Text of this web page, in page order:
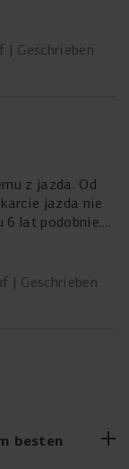
Geschrieben
z jazda. Od
jazda nie
6 lat podobnie.
Geschrieben
besten